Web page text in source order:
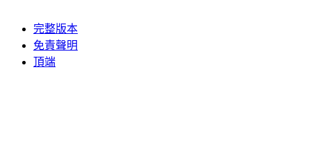
完整版本
免責聲明
頂端